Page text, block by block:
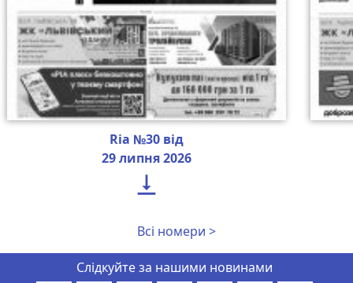
Ria №30 від
29 липня 2026

Всі номери >
Слідкуйте за нашими новинами